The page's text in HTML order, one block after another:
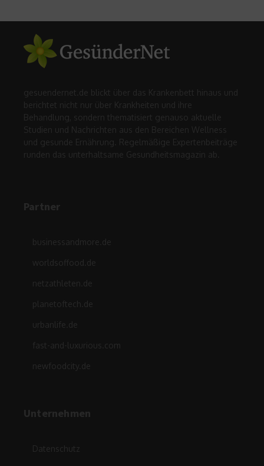
gesuendernet.de blickt über das Krankenbett hinaus und
berichtet nicht nur über Krankheiten und ihre
Behandlung, sondern thematisiert genauso aktuelle
Studien und Nachrichten aus den Bereichen Wellness
und gesunde Ernährung. Regelmäßige Expertenbeiträge
runden das unterhaltsame Gesundheitsmagazin ab.
Partner
businessandmore.de
worldsoffood.de
netzathleten.de
planetoftech.de
urbanlife.de
fast-and-luxurious.com
newfoodcity.de
Unternehmen
Datenschutz